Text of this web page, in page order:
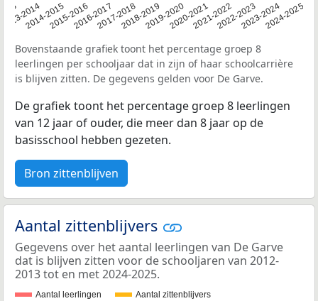
2013-20142014-20152015-20162016-20172017-20182018-20192019-20202020-20212021-20222022-20232023-20242024-2025
Bovenstaande grafiek toont het percentage groep 8
leerlingen per schooljaar dat in zijn of haar schoolcarrière
is blijven zitten. De gegevens gelden voor De Garve.
De grafiek toont het percentage groep 8 leerlingen
van 12 jaar of ouder, die meer dan 8 jaar op de
basisschool hebben gezeten.
Bron zittenblijven
Aantal zittenblijvers
Gegevens over het aantal leerlingen van De Garve
dat is blijven zitten voor de schooljaren van 2012-
2013 tot en met 2024-2025.
Aantal leerlingen Aantal zittenblijvers